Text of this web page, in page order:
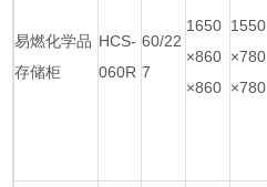
易燃化学品
存储柜
HCS-
060R
60/22
7
1650
×860
×860
1550
×780
×780